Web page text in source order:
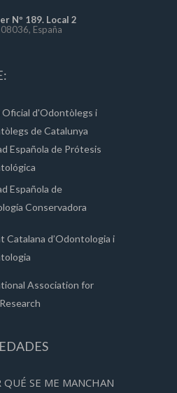
Nº 189. Local 2
España
Oficial d'Odontòlegs i
de Catalunya
Española de Prótesis
Española de
Conservadora
Catalana d’Odontologia i
Association for
QUÉ SE ME MANCHAN